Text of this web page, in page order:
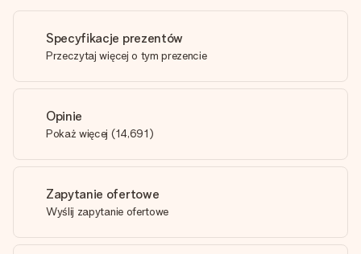
Specyfikacje prezentów
Przeczytaj więcej o tym prezencie
Opinie
Pokaż więcej (14,691)
Zapytanie ofertowe
Wyślij zapytanie ofertowe